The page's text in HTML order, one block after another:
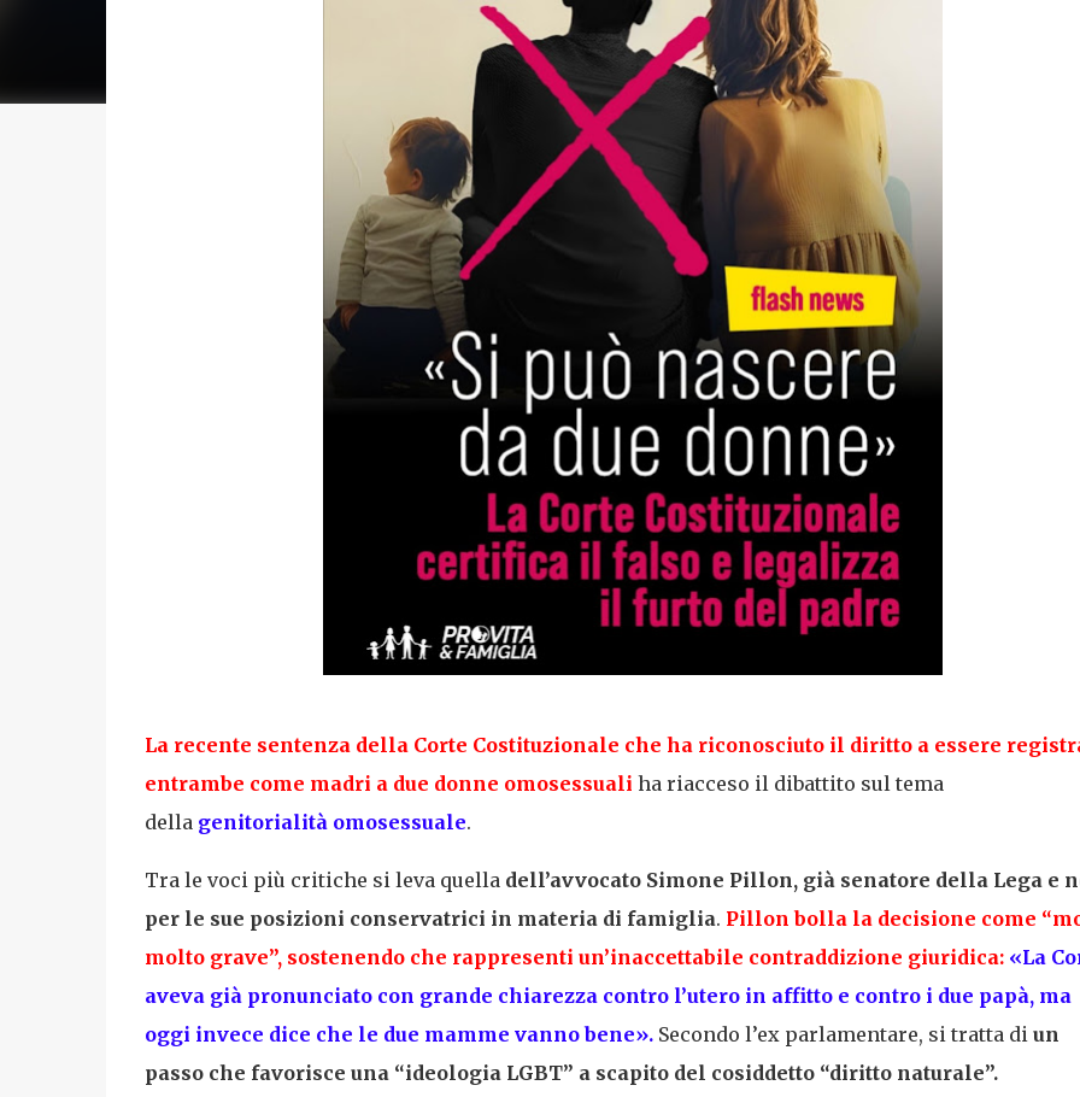
La recente sentenza della Corte Costituzionale che ha riconosciuto il diritto a essere
entrambe come madri a due donne omosessuali ha riacceso il dibattito sul tema
della genitorialità omosessuale.
Tra le voci più critiche si leva quella dell’avvocato Simone Pillon, già senatore della Lega e
per le sue posizioni conservatrici in materia di famiglia. Pillon bolla la decisione come “
molto grave”, sostenendo che rappresenti un’inaccettabile contraddizione giuridica: «La
aveva già pronunciato con grande chiarezza contro l’utero in affittoe contro i due papà, ma
oggi invece dice che le due mamme vanno bene».Secondo l’ex parlamentare, si tratta di un
passo che favorisce una “ideologia LGBT” a scapito del cosiddetto “diritto naturale”.